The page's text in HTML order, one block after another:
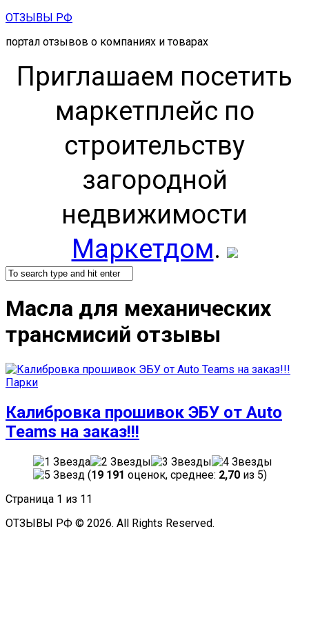
Skip
content
ОТЗЫВЫ РФ
портал отзывов о компаниях и товарах
Приглашаем посетить
маркетплейс по
строительству
загородной
недвижимости
Маркетдом.
Масла для механических
трансмисий отзывы
Парки
Калибровка прошивок ЭБУ от Auto
Teams на заказ!!!
(19 191 оценок, среднее: 2,70 из 5)
Страница 1 из 11
ОТЗЫВЫ РФ © 2026. All Rights Reserved.